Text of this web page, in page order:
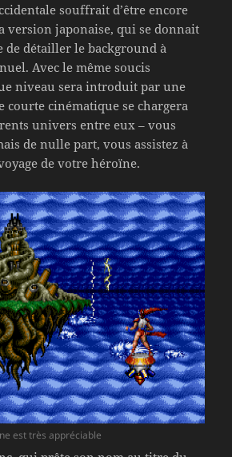
souffrait d’être encore
version japonaise, qui se donnait
de détailler le background à
Avec le même soucis
niveau sera introduit par une
courte cinématique se chargera
univers entre eux – vous
de nulle part, vous assistez à
de votre héroïne.
est très appréciable